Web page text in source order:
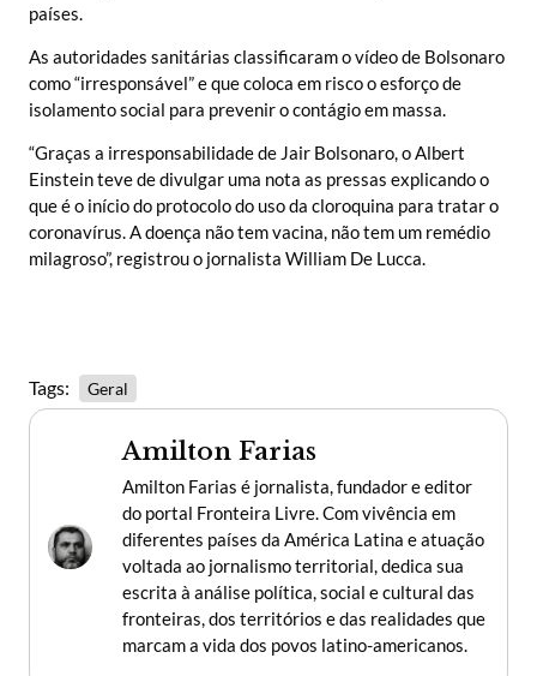
países.
As autoridades sanitárias classificaram o vídeo de Bolsonaro
como “irresponsável” e que coloca em risco o esforço de
isolamento social para prevenir o contágio em massa.
“Graças a irresponsabilidade de Jair Bolsonaro, o Albert
Einstein teve de divulgar uma nota as pressas explicando o
que é o início do protocolo do uso da cloroquina para tratar o
coronavírus. A doença não tem vacina, não tem um remédio
milagroso”, registrou o jornalista William De Lucca.
Tags: Geral
Amilton Farias
Amilton Farias é jornalista, fundador e editor
do portal Fronteira Livre. Com vivência em
diferentes países da América Latina e atuação
voltada ao jornalismo territorial, dedica sua
escrita à análise política, social e cultural das
fronteiras, dos territórios e das realidades que
marcam a vida dos povos latino-americanos.